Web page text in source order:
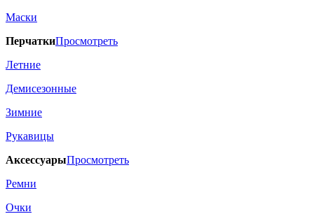
Маски
ПерчаткиПросмотреть
Летние
Демисезонные
Зимние
Рукавицы
АксессуарыПросмотреть
Ремни
Очки